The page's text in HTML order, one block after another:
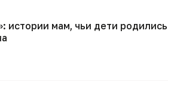
истории мам, чьи дети родились